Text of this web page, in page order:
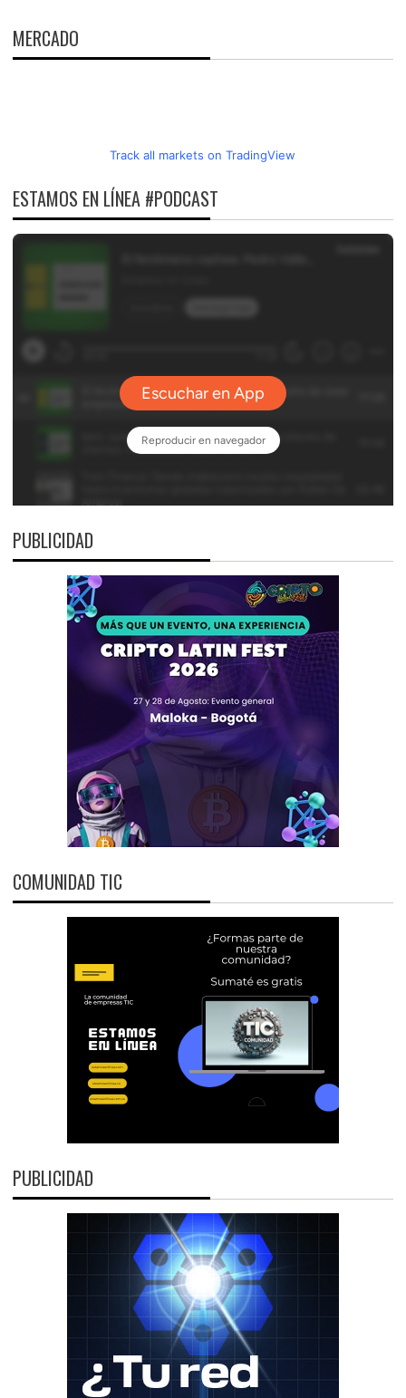
MERCADO
Track all markets on TradingView
ESTAMOS EN LÍNEA #PODCAST
PUBLICIDAD
COMUNIDAD TIC
PUBLICIDAD